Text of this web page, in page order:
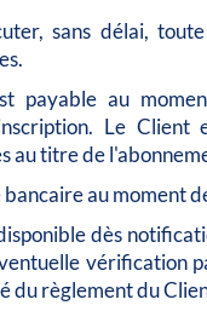
sans délai,
payable au
Le Client
au titre de
au moment
dès
vérification
du règlement du